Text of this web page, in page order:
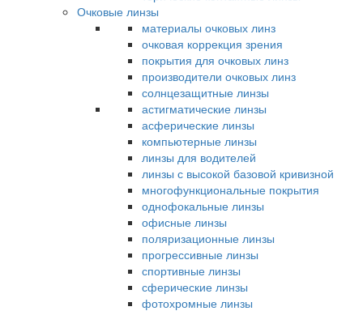
Очковые линзы
материалы очковых линз
очковая коррекция зрения
покрытия для очковых линз
производители очковых линз
солнцезащитные линзы
астигматические линзы
асферические линзы
компьютерные линзы
линзы для водителей
линзы с высокой базовой кривизной
многофункциональные покрытия
однофокальные линзы
офисные линзы
поляризационные линзы
прогрессивные линзы
спортивные линзы
сферические линзы
фотохромные линзы